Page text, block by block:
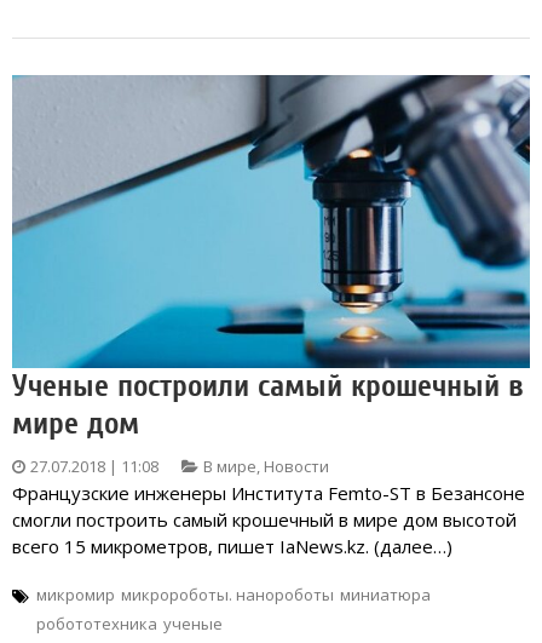
Ученые построили самый крошечный в
мире дом
27.07.2018 | 11:08 В мире, Новости
Французские инженеры Института Femto-ST в Безансоне
смогли построить самый крошечный в мире дом высотой
всего 15 микрометров, пишет IaNews.kz. (далее…)
микромир микророботы. нанороботы миниатюра
робототехника ученые